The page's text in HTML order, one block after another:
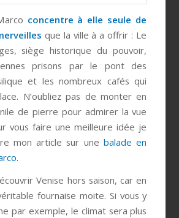
concentre à elle seule de
que la ville à a offrir : Le
siège historique du pouvoir,
prisons par le pont des
et les nombreux cafés qui
N’oubliez pas de monter en
de pierre pour admirer la vue
vous faire une meilleure idée je
mon article sur unebalade en
Venise hors saison, car en
fournaise moite. Si vous y
par exemple, le climat sera plus